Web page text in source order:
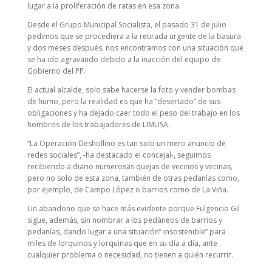
lugar a la proliferación de ratas en esa zona.
Desde el Grupo Municipal Socialista, el pasado 31 de julio
pedimos que se procediera a la retirada urgente de la basura
y dos meses después, nos encontramos con una situación que
se ha ido agravando debido a la inacción del equipo de
Gobierno del PP.
El actual alcalde, solo sabe hacerse la foto y vender bombas
de humo, pero la realidad es que ha “desertado” de sus
obligaciones y ha dejado caer todo el peso del trabajo en los
hombros de los trabajadores de LIMUSA.
“La Operación Deshollino es tan solo un mero anuncio de
redes sociales”, -ha destacado el concejal-, seguimos
recibiendo a diario numerosas quejas de vecinos y vecinas,
pero no solo de esta zona, también de otras pedanías como,
por ejemplo, de Campo López o barrios como de La Viña.
Un abandono que se hace más evidente porque Fulgencio Gil
sigue, además, sin nombrar a los pedáneos de barrios y
pedanías, dando lugar a una situación” insostenible” para
miles de lorquinos y lorquinas que en su día a día, ante
cualquier problema o necesidad, no tienen a quién recurrir.